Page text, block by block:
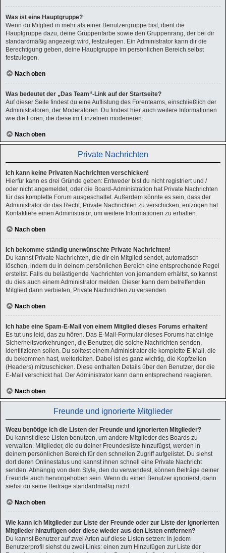
Was ist eine Hauptgruppe?
Wenn du Mitglied in mehr als einer Benutzergruppe bist, dient die
Hauptgruppe dazu, deine Gruppenfarbe sowie den Gruppenrang, der bei dir
standardmäßig angezeigt wird, festzulegen. Ein Administrator kann dir die
Berechtigung geben, deine Hauptgruppe im persönlichen Bereich selbst
festzulegen.
Nach oben
Was bedeutet der „Das Team“-Link auf der Startseite?
Auf dieser Seite findest du eine Auflistung des Forenteams, einschließlich der
Administratoren, der Moderatoren. Du findest hier auch weitere Informationen
wie die Foren, die diese im Einzelnen moderieren.
Nach oben
Private Nachrichten
Ich kann keine Privaten Nachrichten verschicken!
Hierfür kann es drei Gründe geben: Entweder bist du nicht registriert und /
oder nicht angemeldet, oder die Board-Administration hat Private Nachrichten
für das komplette Forum ausgeschaltet. Außerdem könnte es sein, dass der
Administrator dir das Recht, Private Nachrichten zu verschicken, entzogen hat.
Kontaktiere einen Administrator, um weitere Informationen zu erhalten.
Nach oben
Ich bekomme ständig unerwünschte Private Nachrichten!
Du kannst Private Nachrichten, die dir ein Mitglied sendet, automatisch
löschen, indem du in deinem persönlichen Bereich eine entsprechende Regel
erstellst. Falls du belästigende Nachrichten von jemandem erhältst, so kannst
du dies auch einem Administrator melden. Dieser kann dem betreffenden
Mitglied dann verbieten, Private Nachrichten zu versenden.
Nach oben
Ich habe eine Spam-E-Mail von einem Mitglied dieses Forums erhalten!
Es tut uns leid, das zu hören. Das E-Mail-Formular dieses Forums hat einige
Sicherheitsvorkehrungen, die Benutzer, die solche Nachrichten senden,
identifizieren sollen. Du solltest einem Administrator die komplette E-Mail, die
du bekommen hast, weiterleiten. Dabei ist es ganz wichtig, die Kopfzeilen
(Headers) mitzuschicken. Diese enthalten Details über den Benutzer, der die
E-Mail verschickt hat. Der Administrator kann dann entsprechend reagieren.
Nach oben
Freunde und ignorierte Mitglieder
Wozu benötige ich die Listen der Freunde und ignorierten Mitglieder?
Du kannst diese Listen benutzen, um andere Mitglieder des Boards zu
verwalten. Mitglieder, die du deiner Freundesliste hinzufügst, werden in
deinem persönlichen Bereich für den schnellen Zugriff aufgelistet. Du siehst
dort deren Onlinestatus und kannst ihnen schnell eine Private Nachricht
senden. Abhängig von dem Style, den du verwendest, können Beiträge deiner
Freunde auch hervorgehoben sein. Wenn du einen Benutzer ignorierst, dann
siehst du seine Beiträge standardmäßig nicht.
Nach oben
Wie kann ich Mitglieder zur Liste der Freunde oder zur Liste der ignorierten
Mitglieder hinzufügen oder diese wieder aus den Listen entfernen?
Du kannst Benutzer auf zwei Arten auf diese Listen setzen: In jedem
Benutzerprofil siehst du zwei Links: einen zum Hinzufügen zur Liste der